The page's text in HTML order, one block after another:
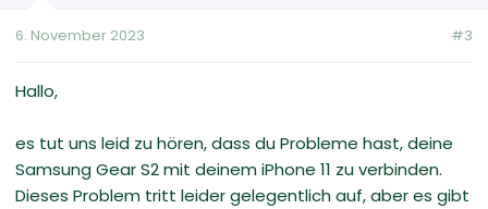
6. November 2023 #3
Hallo,
es tut uns leid zu hören, dass du Probleme hast, deine
Samsung Gear S2 mit deinem iPhone 11 zu verbinden.
Dieses Problem tritt leider gelegentlich auf, aber es gibt